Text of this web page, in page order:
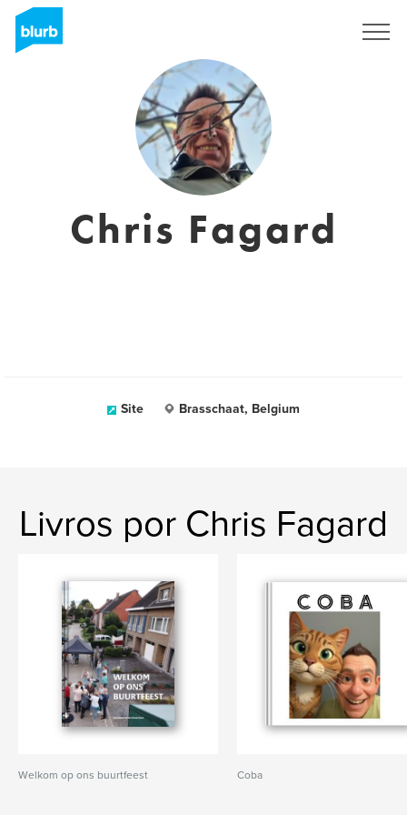
Chris Fagard
Site Brasschaat, Belgium
Livros por Chris Fagard
Welkom op ons buurtfeest Coba